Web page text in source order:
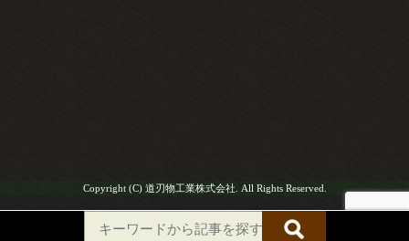
Copyright (C) 道刃物工業株式会社. All Rights Reserved.